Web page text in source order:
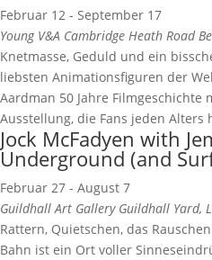
Februar 12 - September 17
Young V&A Cambridge Heath Road
Knetmasse, Geduld und ein
liebsten Animationsfiguren der
Aardman 50 Jahre Filmgeschichte
Ausstellung, die Fans jeden
Jock McFadyen with
Underground (and
Februar 27 - August 7
Guildhall Art Gallery Guildhall Yard,
Rattern, Quietschen, das
Bahn ist ein Ort voller